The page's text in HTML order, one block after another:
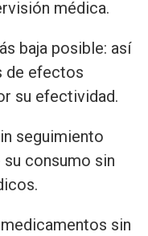
médica.
baja posible: así
de efectos
su efectividad.
seguimiento
consumo sin
sin